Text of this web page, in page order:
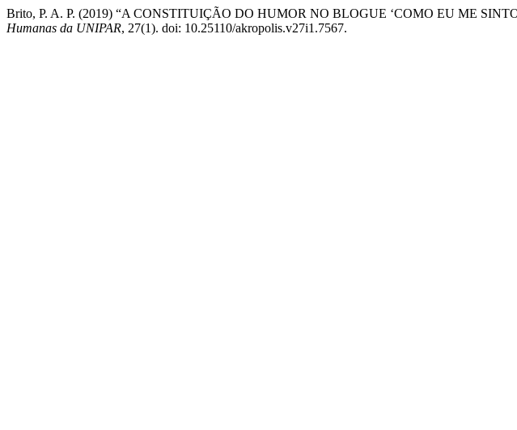
Brito, P. A. P. (2019) “A CONSTITUIÇÃO DO HUMOR NO BLOGUE ‘COMO EU ME
Humanas da UNIPAR, 27(1). doi: 10.25110/akropolis.v27i1.7567.